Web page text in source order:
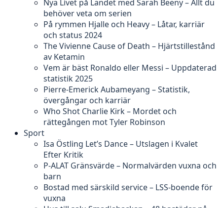
Nya Livet på Landet med Sarah Beeny – Allt du
behöver veta om serien
På rymmen Hjalle och Heavy – Låtar, karriär
och status 2024
The Vivienne Cause of Death – Hjärtstillestånd
av Ketamin
Vem är bäst Ronaldo eller Messi – Uppdaterad
statistik 2025
Pierre-Emerick Aubameyang – Statistik,
övergångar och karriär
Who Shot Charlie Kirk – Mordet och
rättegången mot Tyler Robinson
Sport
Isa Östling Let’s Dance – Utslagen i Kvalet
Efter Kritik
P-ALAT Gränsvärde – Normalvärden vuxna och
barn
Bostad med särskild service – LSS-boende för
vuxna